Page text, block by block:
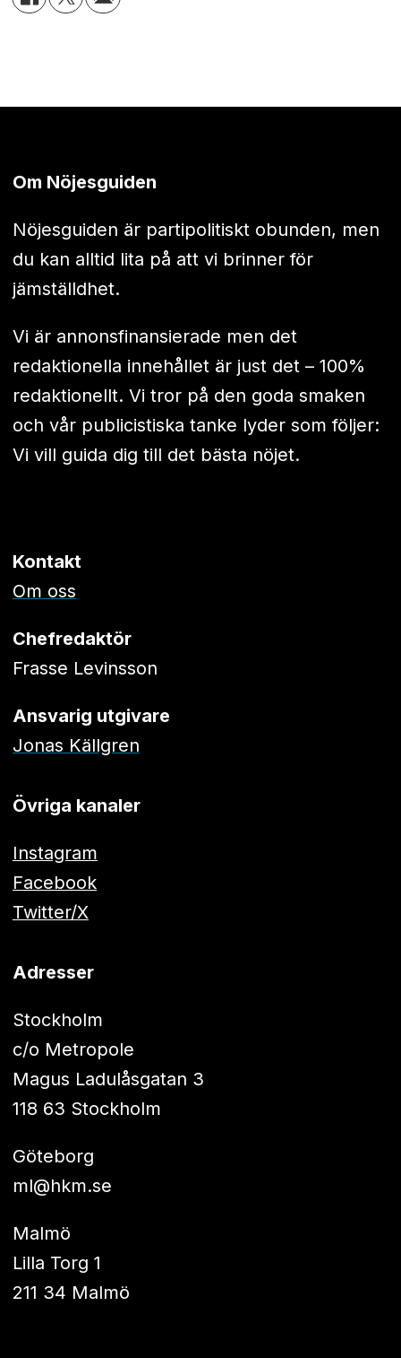
Om Nöjesguiden
Nöjesguiden är partipolitiskt obunden, men
du kan alltid lita på att vi brinner för
jämställdhet.
Vi är annonsfinansierade men det
redaktionella innehållet är just det – 100%
redaktionellt. Vi tror på den goda smaken
och vår publicistiska tanke lyder som följer:
Vi vill guida dig till det bästa nöjet.
Kontakt
Om oss
Chefredaktör
Frasse Levinsson
Ansvarig utgivare
Jonas Källgren
Övriga kanaler
Instagram
Facebook
Twitter/X
Adresser
Stockholm
c/o Metropole
Magus Ladulåsgatan 3
118 63 Stockholm
Göteborg
ml@hkm.se
Malmö
Lilla Torg 1
211 34 Malmö